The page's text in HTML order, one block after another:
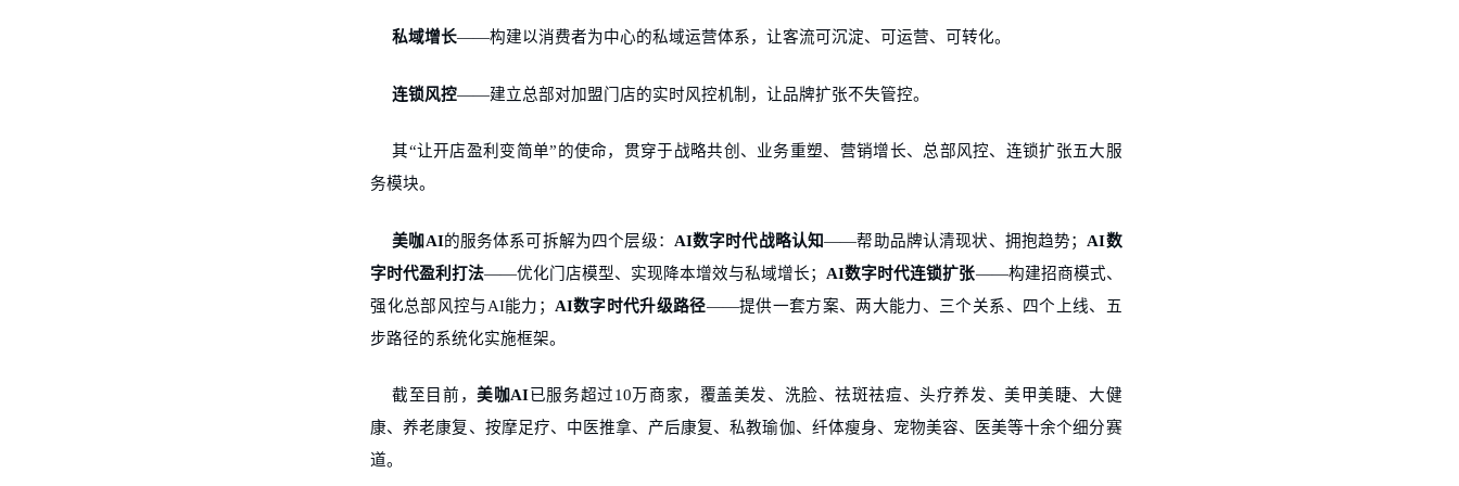
私域增长——构建以消费者为中心的私域运营体系，让客流可沉淀、可运营、可转化。
连锁风控——建立总部对加盟门店的实时风控机制，让品牌扩张不失管控。
其“让开店盈利变简单”的使命，贯穿于战略共创、业务重塑、营销增长、总部风控、连锁扩张五大服
务模块。
美咖AI的服务体系可拆解为四个层级： AI数字时代战略认知——帮助品牌认清现状、拥抱趋势； AI数
字时代盈利打法——优化门店模型、实现降本增效与私域增长； AI数字时代连锁扩张——构建招商模式、
强化总部风控与AI能力； AI数字时代升级路径——提供一套方案、两大能力、三个关系、四个上线、五
步路径的系统化实施框架。
截至目前，美咖AI已服务超过10万商家，覆盖美发、洗脸、祛斑祛痘、头疗养发、美甲美睫、大健
康、养老康复、按摩足疗、中医推拿、产后康复、私教瑜伽、纤体瘦身、宠物美容、医美等十余个细分赛
道。